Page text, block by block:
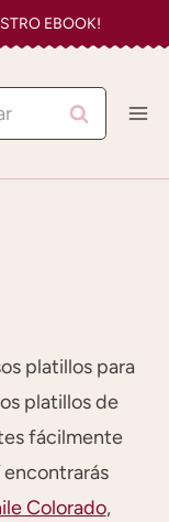
EBOOK!
platillos para
platillos de
fácilmente
Colorado,